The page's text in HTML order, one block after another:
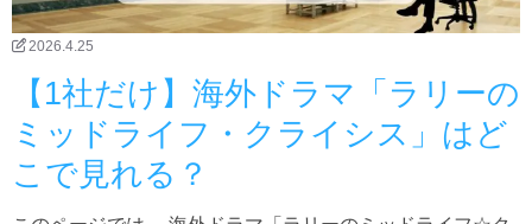
2026.4.25
【1社だけ】海外ドラマ「ラリーの
ミッドライフ・クライシス」はど
こで見れる？